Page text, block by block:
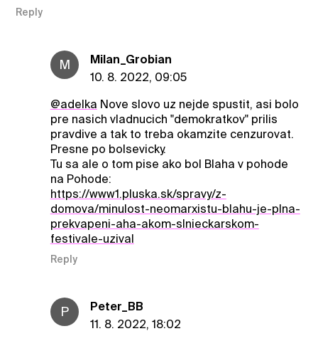
Reply
M
Milan_Grobian
10. 8. 2022, 09:05
@adelka Nove slovo uz nejde spustit, asi bolo
pre nasich vladnucich "demokratkov" prilis
pravdive a tak to treba okamzite cenzurovat.
Presne po bolsevicky.
Tu sa ale o tom pise ako bol Blaha v pohode
na Pohode:
https://www1.pluska.sk/spravy/z-
domova/minulost-neomarxistu-blahu-je-plna-
prekvapeni-aha-akom-slnieckarskom-
festivale-uzival
Reply
P
Peter_BB
11. 8. 2022, 18:02